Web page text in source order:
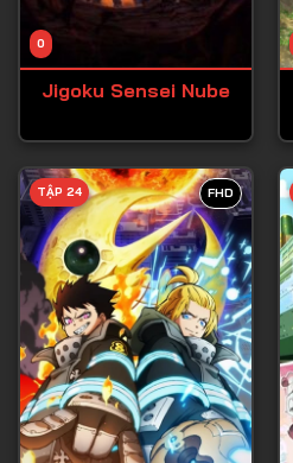
Tập 14
Tập 15
Tập 17
Tập 18
Tập 19
Tập 20
Tập 21
Tập 22
Tập 23
Tập 24
0
Jigoku Sensei Nube
FHD
TẬP 24